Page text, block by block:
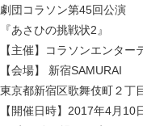
劇団コラソン第45回公演
『あさひの挑戦状2』
【主催】コラソンエンター
【会場】 新宿SAMURAI
東京都新宿区歌舞伎町２丁
【開催日時】2017年4月10